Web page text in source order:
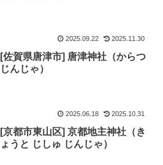
2025.09.22 2025.11.30
[佐賀県唐津市] 唐津神社（からつ
じんじゃ）
2025.06.18 2025.10.31
[京都市東山区] 京都地主神社（き
ょうと じしゅ じんじゃ）